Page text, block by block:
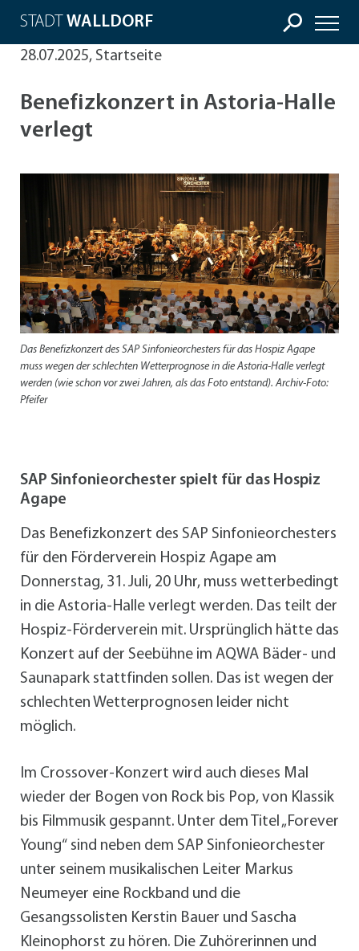
STADT WALLDORF
28.07.2025, Startseite
Benefizkonzert in Astoria-Halle
verlegt
Das Benefizkonzert des SAP Sinfonieorchesters für das Hospiz Agape
muss wegen der schlechten Wetterprognose in die Astoria-Halle verlegt
werden (wie schon vor zwei Jahren, als das Foto entstand). Archiv-Foto:
Pfeifer
SAP Sinfonieorchester spielt für das Hospiz
Agape
Das Benefizkonzert des SAP Sinfonieorchesters
für den Förderverein Hospiz Agape am
Donnerstag, 31. Juli, 20 Uhr, muss wetterbedingt
in die Astoria-Halle verlegt werden. Das teilt der
Hospiz-Förderverein mit. Ursprünglich hätte das
Konzert auf der Seebühne im AQWA Bäder- und
Saunapark stattfinden sollen. Das ist wegen der
schlechten Wetterprognosen leider nicht
möglich.
Im Crossover-Konzert wird auch dieses Mal
wieder der Bogen von Rock bis Pop, von Klassik
bis Filmmusik gespannt. Unter dem Titel „Forever
Young“ sind neben dem SAP Sinfonieorchester
unter seinem musikalischen Leiter Markus
Neumeyer eine Rockband und die
Gesangssolisten Kerstin Bauer und Sascha
Kleinophorst zu hören. Die Zuhörerinnen und